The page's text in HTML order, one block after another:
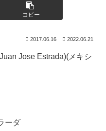
コピー
2017.06.16 2022.06.21
Jose Estrada)(メキシ
ーダ